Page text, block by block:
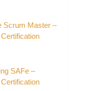
Scrum Master –
SAFe –